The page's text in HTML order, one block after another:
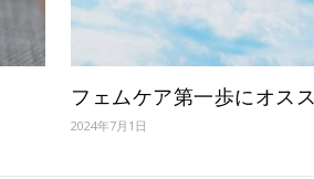
フェムケア第一歩にオス
2024年7月1日